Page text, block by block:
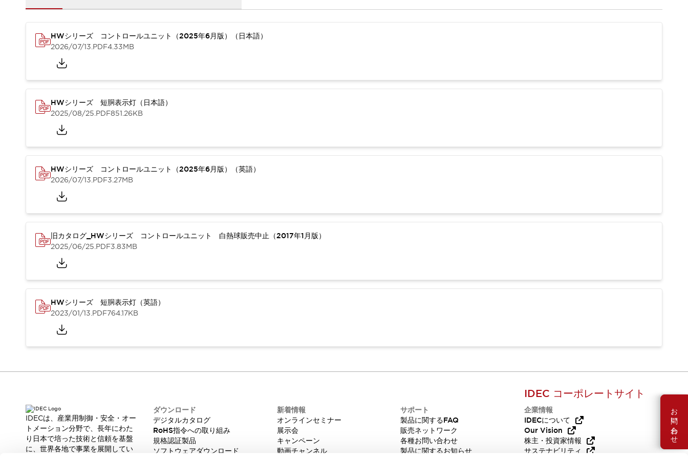
重量物搬送アシスト
SWD搭載 AMR開発キット
防爆ソリューション
防爆技術への取り組み
防爆関連の法律・政令・省令
防爆安全セミナー
アプリケーション・事例防爆技術
一覧を表示する
プリント基板製品ソリューション
人と機械の接点を清潔に
一覧を表示する
ダウンロード
デジタルカタログ
ソフトウェアダウンロード
スマートリレー専用プログラミングソフトウェア
オートメーション製品プログラミングソフトウェア
センシング製品
脆弱性レポート一覧を表示する
オンラインセミナー
安全・防爆セミナー
プログラミングセミナー
共催オンラインセミナー
動画チャンネル
技術コラム
IDEC ニュースレター
サポート
お問い合わせ
HWシリーズ コントロールユニット（2025年6月版）（日本語）
2026/07/13.PDF4.33MB
HWシリーズ 短胴表示灯（日本語）
2025/08/25.PDF851.26KB
HWシリーズ コントロールユニット（2025年6月版）（英語）
2026/07/13.PDF3.27MB
旧カタログ_HWシリーズ コントロールユニット 白熱球販売中止（2017年1月版）
2025/06/25.PDF3.83MB
HWシリーズ 短胴表示灯（英語）
2023/01/13.PDF764.17KB
IDECは、産業用制御・安全・オー
トメーション分野で、長年にわた
り日本で培った技術と信頼を基盤
に、世界各地で事業を展開してい
ダウンロード
デジタルカタログ
RoHS指令への取り組み
規格認証製品
ソフトウェアダウンロード
新着情報
オンラインセミナー
展示会
キャンペーン
動画チャンネル
サポート
製品に関するFAQ
販売ネットワーク
各種お問い合わせ
製品に関するお知らせ
IDEC コーポレートサイト
企業情報
IDECについて
Our Vision
株主・投資家情報
サステナビリティ